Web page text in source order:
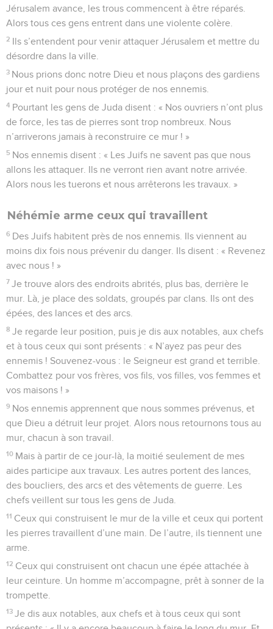
Jérusalem avance, les trous commencent à être réparés.
Alors tous ces gens entrent dans une violente colère.
2 Ils s’entendent pour venir attaquer Jérusalem et mettre du
désordre dans la ville.
3 Nous prions donc notre Dieu et nous plaçons des gardiens
jour et nuit pour nous protéger de nos ennemis.
4 Pourtant les gens de Juda disent : « Nos ouvriers n’ont plus
de force, les tas de pierres sont trop nombreux. Nous
n’arriverons jamais à reconstruire ce mur ! »
5 Nos ennemis disent : « Les Juifs ne savent pas que nous
allons les attaquer. Ils ne verront rien avant notre arrivée.
Alors nous les tuerons et nous arrêterons les travaux. »
Néhémie arme ceux qui travaillent
6 Des Juifs habitent près de nos ennemis. Ils viennent au
moins dix fois nous prévenir du danger. Ils disent : « Revenez
avec nous ! »
7 Je trouve alors des endroits abrités, plus bas, derrière le
mur. Là, je place des soldats, groupés par clans. Ils ont des
épées, des lances et des arcs.
8 Je regarde leur position, puis je dis aux notables, aux chefs
et à tous ceux qui sont présents : « N’ayez pas peur des
ennemis ! Souvenez-vous : le Seigneur est grand et terrible.
Combattez pour vos frères, vos fils, vos filles, vos femmes et
vos maisons ! »
9 Nos ennemis apprennent que nous sommes prévenus, et
que Dieu a détruit leur projet. Alors nous retournons tous au
mur, chacun à son travail.
10 Mais à partir de ce jour-là, la moitié seulement de mes
aides participe aux travaux. Les autres portent des lances,
des boucliers, des arcs et des vêtements de guerre. Les
chefs veillent sur tous les gens de Juda.
11 Ceux qui construisent le mur de la ville et ceux qui portent
les pierres travaillent d’une main. De l’autre, ils tiennent une
arme.
12 Ceux qui construisent ont chacun une épée attachée à
leur ceinture. Un homme m’accompagne, prêt à sonner de la
trompette.
13 Je dis aux notables, aux chefs et à tous ceux qui sont